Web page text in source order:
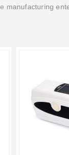
manufacturing